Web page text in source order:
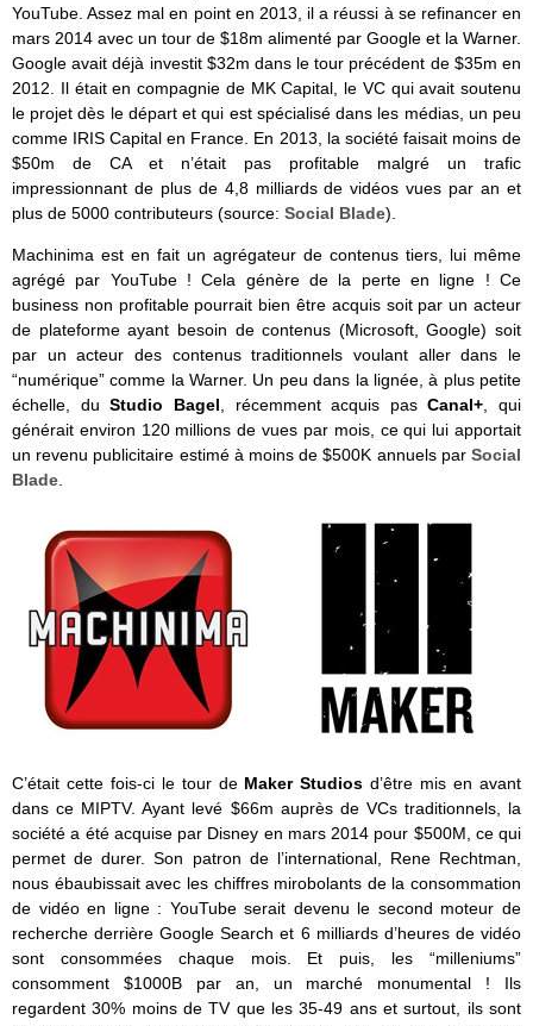
YouTube. Assez mal en point en 2013, il a réussi à se refinancer en
mars 2014 avec un tour de $18m alimenté par Google et la Warner.
Google avait déjà investit $32m dans le tour précédent de $35m en
2012. Il était en compagnie de MK Capital, le VC qui avait soutenu
le projet dès le départ et qui est spécialisé dans les médias, un peu
comme IRIS Capital en France. En 2013, la société faisait moins de
$50m de CA et n’était pas profitable malgré un trafic
impressionnant de plus de 4,8 milliards de vidéos vues par an et
plus de 5000 contributeurs (source: Social Blade).
Machinima est en fait un agrégateur de contenus tiers, lui même
agrégé par YouTube ! Cela génère de la perte en ligne ! Ce
business non profitable pourrait bien être acquis soit par un acteur
de plateforme ayant besoin de contenus (Microsoft, Google) soit
par un acteur des contenus traditionnels voulant aller dans le
“numérique” comme la Warner. Un peu dans la lignée, à plus petite
échelle, duStudio Bagel , récemment acquis pasCanal+ , qui
générait environ 120 millions de vues par mois, ce qui lui apportait
un revenu publicitaire estimé à moins de $500K annuels par Social
Blade
C’était cette fois-ci le tour de Maker Studiosd’être mis en avant
dans ce MIPTV. Ayant levé $66m auprès de VCs traditionnels, la
société a été acquise par Disney en mars 2014 pour $500M, ce qui
permet de durer. Son patron de l’international, Rene Rechtman,
nous ébaubissait avec les chiffres mirobolants de la consommation
de vidéo en ligne : YouTube serait devenu le second moteur de
recherche derrière Google Search et 6 milliards d’heures de vidéo
sont consommées chaque mois. Et puis, les “milleniums”
consomment $1000B par an, un marché monumental ! Ils
regardent 30% moins de TV que les 35-49 ans et surtout, ils sont